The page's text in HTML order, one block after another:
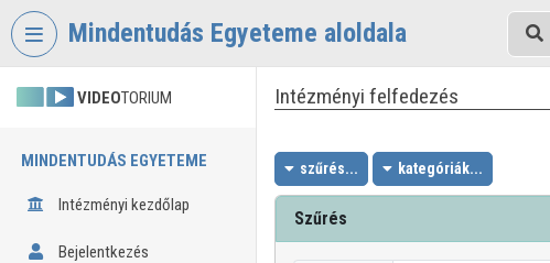
Fejléc kihagyása
Mindentudás Egyeteme aloldala
VIDEOTORIUM
MINDENTUDÁS EGYETEME
Intézményi kezdőlap
Bejelentkezés
Intézményi felfedezés
szűrés... kategóriák...
Szűrés